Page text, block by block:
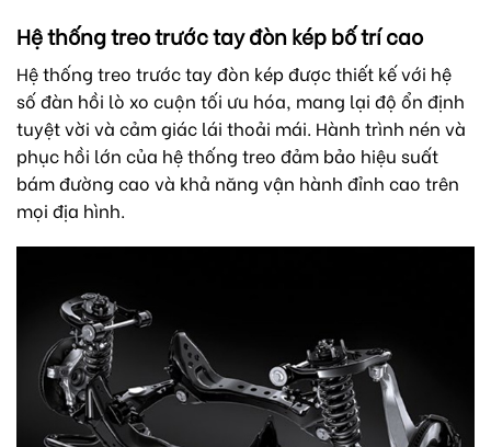
Hệ thống treo trước tay đòn kép bố trí cao
Hệ thống treo trước tay đòn kép được thiết kế với hệ
số đàn hồi lò xo cuộn tối ưu hóa, mang lại độ ổn định
tuyệt vời và cảm giác lái thoải mái. Hành trình nén và
phục hồi lớn của hệ thống treo đảm bảo hiệu suất
bám đường cao và khả năng vận hành đỉnh cao trên
mọi địa hình.